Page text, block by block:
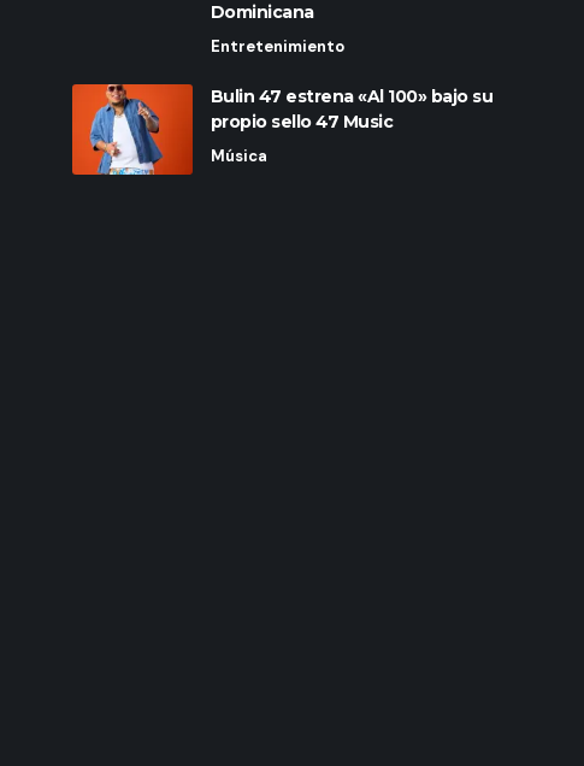
Dominicana
Entretenimiento
Bulin 47 estrena «Al 100» bajo su
propio sello 47 Music
Música